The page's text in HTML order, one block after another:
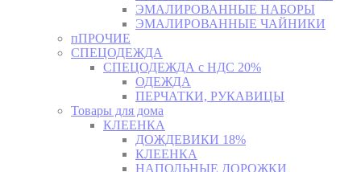
ЭМАЛИРОВАННЫЕ НАБОРЫ
ЭМАЛИРОВАННЫЕ ЧАЙНИКИ
пПРОЧИЕ
СПЕЦОДЕЖДА
СПЕЦОДЕЖДА с НДС 20%
ОДЕЖДА
ПЕРЧАТКИ, РУКАВИЦЫ
Товары для дома
КЛЕЕНКА
ДОЖДЕВИКИ 18%
КЛЕЕНКА
НАПОЛЬНЫЕ ДОРОЖКИ